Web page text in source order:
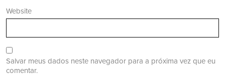
Website
Salvar meus dados neste navegador para a próxima vez que eu
comentar.